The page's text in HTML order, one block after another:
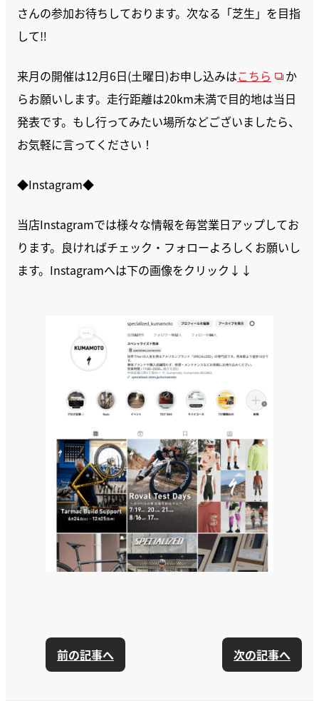
さんの参加お待ちしております。次なる「芝生」を目指
して‼︎
来月の開催は12月6日(土曜日)お申し込みはこちら
か
らお願いします。走行距離は20km未満で目的地は当日
発表です。もし行ってみたい場所などございましたら、
お気軽に言ってください！
◆Instagram◆
当店Instagramでは様々な情報を毎営業日アップしてお
ります。良ければチェック・フォローよろしくお願いし
ます。Instagramへは下の画像をクリック↓↓
前の記事へ 次の記事へ